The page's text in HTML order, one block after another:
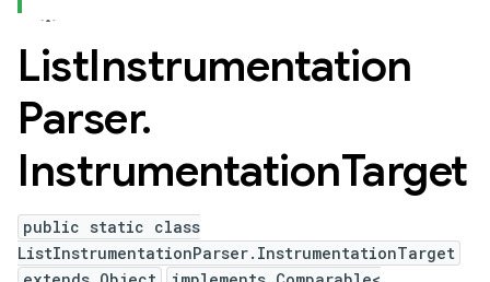
ListInstrumentation
Parser.
InstrumentationTarget
public static class
ListInstrumentationParser.InstrumentationTarget